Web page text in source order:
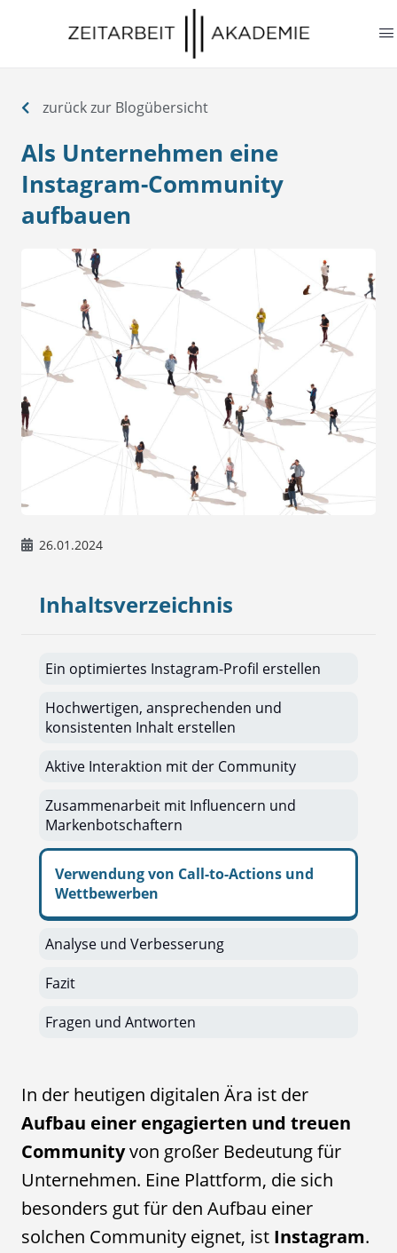
zurück zur Blogübersicht
Als Unternehmen eine
Instagram-Community
aufbauen
26.01.2024
Inhaltsverzeichnis
Ein optimiertes Instagram-Profil erstellen
Hochwertigen, ansprechenden und
konsistenten Inhalt erstellen
Aktive Interaktion mit der Community
Zusammenarbeit mit Influencern und
Markenbotschaftern
Verwendung von Call-to-Actions und
Wettbewerben
Analyse und Verbesserung
Fazit
Fragen und Antworten
In der heutigen digitalen Ära ist der
Aufbau einer engagierten und treuen
Communityvon großer Bedeutung für
Unternehmen. Eine Plattform, die sich
besonders gut für den Aufbau einer
solchen Community eignet, ist Instagram.